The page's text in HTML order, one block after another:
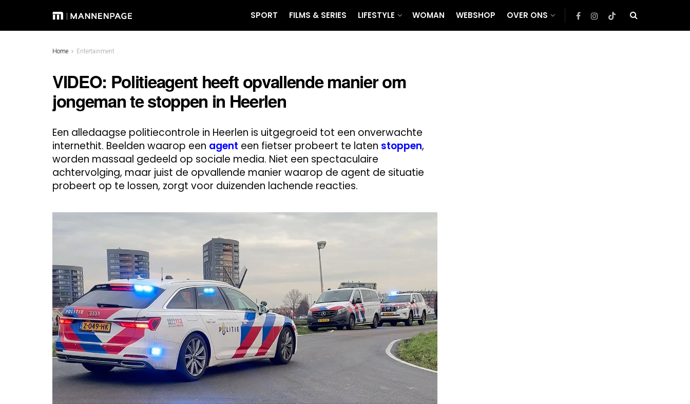
SPORT FILMS & SERIES LIFESTYLE WOMAN WEBSHOP OVER ONS
Home Entertainment
VIDEO: Politieagent heeft opvallende manier om
jongeman te stoppen in Heerlen
Een alledaagse politiecontrole in Heerlen is uitgegroeid tot een onverwachte
internethit. Beelden waarop een agent een fietser probeert te laten stoppen,
worden massaal gedeeld op sociale media. Niet een spectaculaire
achtervolging, maar juist de opvallende manier waarop de agent de situatie
probeert op te lossen, zorgt voor duizenden lachende reacties.